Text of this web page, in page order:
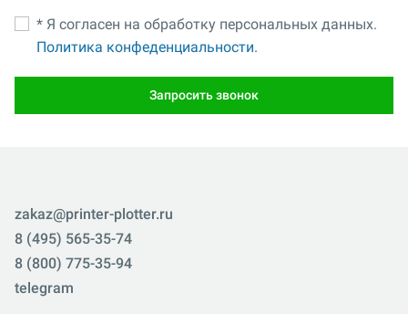
* Я согласен на обработку персональных данных.
Политика конфеденциальности.
Запросить звонок
zakaz@printer-plotter.ru
8 (495) 565-35-74
8 (800) 775-35-94
telegram